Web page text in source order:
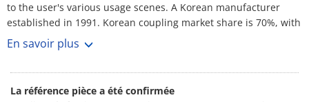
to the user's various usage scenes. A Korean manufacturer
established in 1991. Korean coupling market share is 70%, with
over 3,000 customers. No1 maker. Rich selection, and short
lead-times.
En savoir plus
La référence pièce a été confirmée